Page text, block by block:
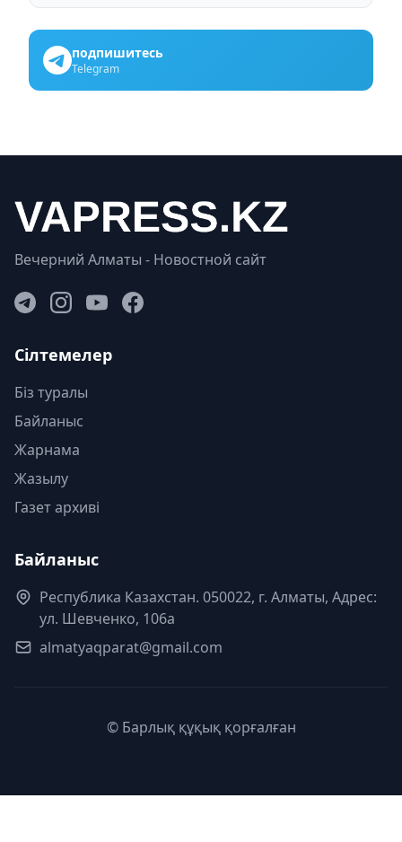
подпишитесь
Telegram
Вечерний Алматы - Новостной сайт
Сілтемелер
Біз туралы
Байланыс
Жарнама
Жазылу
Газет архиві
Байланыс
Республика Казахстан. 050022, г. Алматы, Адрес:
ул. Шевченко, 106а
almatyaqparat@gmail.com
© Барлық құқық қорғалған